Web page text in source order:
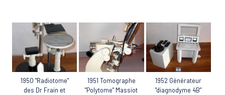
1950 "Radiotome"
des Dr Frain et
1951 Tomographe
"Polytome" Massiot
1952 Générateur
"diagnodyme 4B"